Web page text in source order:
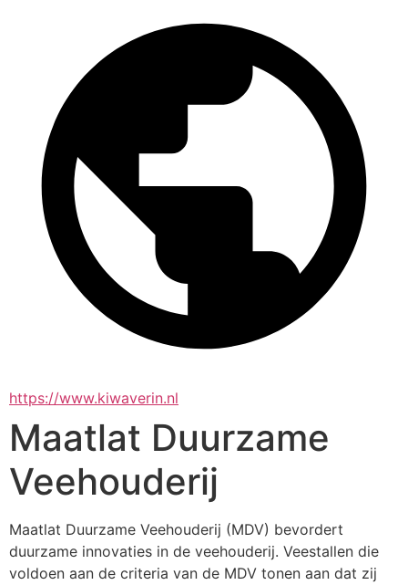
https://www.kiwaverin.nl
Maatlat Duurzame
Veehouderij
Maatlat Duurzame Veehouderij (MDV) bevordert
duurzame innovaties in de veehouderij. Veestallen die
voldoen aan de criteria van de MDV tonen aan dat zij